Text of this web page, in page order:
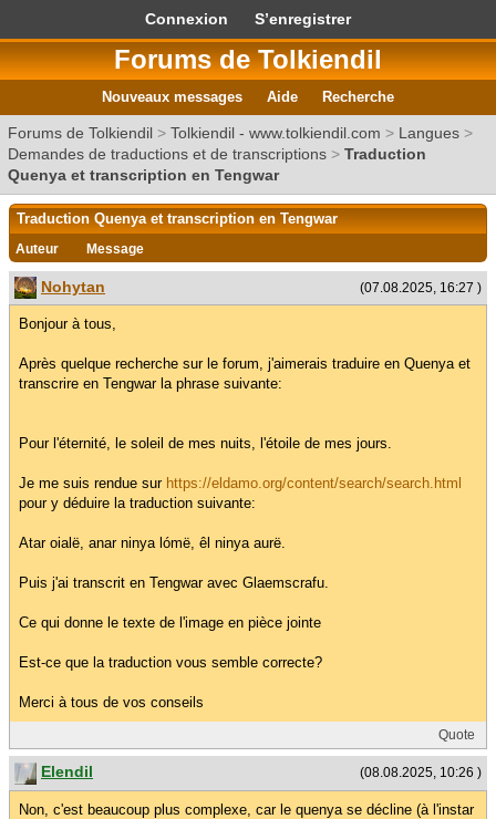
Connexion S’enregistrer
Forums de Tolkiendil
Nouveaux messages Aide Recherche
Forums de Tolkiendil > Tolkiendil - www.tolkiendil.com > Langues >
Demandes de traductions et de transcriptions > Traduction
Quenya et transcription en Tengwar
Traduction Quenya et transcription en Tengwar
Auteur Message
(07.08.2025, 16:27 )
Nohytan
Bonjour à tous,
Après quelque recherche sur le forum, j'aimerais traduire en Quenya et
transcrire en Tengwar la phrase suivante:
Pour l'éternité, le soleil de mes nuits, l'étoile de mes jours.
Je me suis rendue sur https://eldamo.org/content/search/search.html
pour y déduire la traduction suivante:
Atar oialë, anar ninya lómë, êl ninya aurë.
Puis j'ai transcrit en Tengwar avec Glaemscrafu.
Ce qui donne le texte de l'image en pièce jointe
Est-ce que la traduction vous semble correcte?
Merci à tous de vos conseils
Quote
(08.08.2025, 10:26 )
Elendil
Non, c'est beaucoup plus complexe, car le quenya se décline (à l'instar